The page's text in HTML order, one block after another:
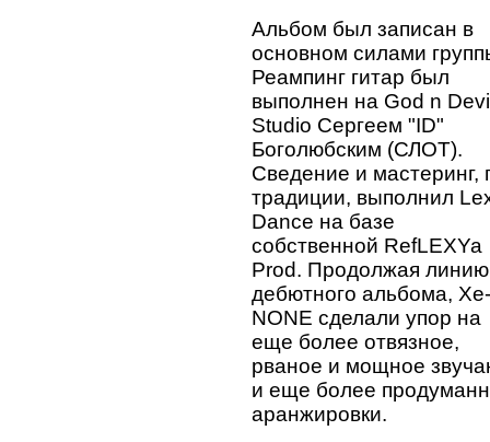
Альбом был записан в
основном силами
Реампинг гитар был
выполнен на God n
Studio Сергеем "ID"
Боголюбским (СЛОТ).
Сведение и мастеринг,
традиции, выполнил
Dance на базе
собственной RefLEXYa
Prod. Продолжая линию
дебютного альбома, Xe-
NONE сделали упор на
еще более отвязное,
рваное и мощное
и еще более
аранжировки.